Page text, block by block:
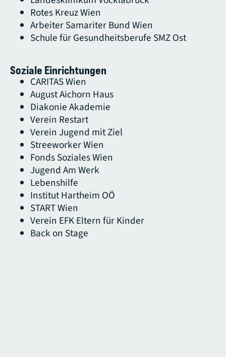
Rotes Kreuz Wien
Arbeiter Samariter Bund Wien
Schule für Gesundheitsberufe SMZ Ost
Soziale Einrichtungen
CARITAS Wien
August Aichorn Haus
Diakonie Akademie
Verein Restart
Verein Jugend mit Ziel
Streeworker Wien
Fonds Soziales Wien
Jugend Am Werk
Lebenshilfe
Institut Hartheim OÖ
START Wien
Verein EFK Eltern für Kinder
Back on Stage